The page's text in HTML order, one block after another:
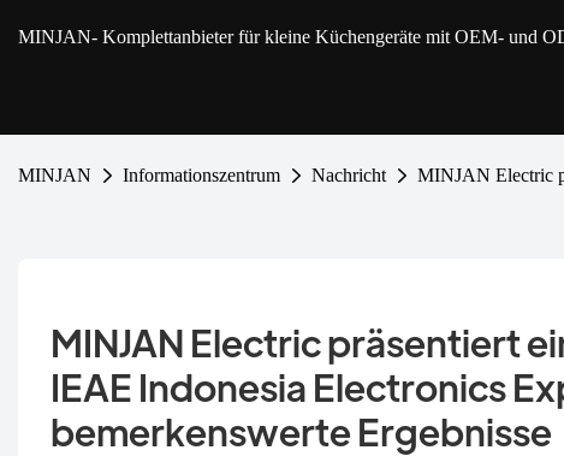
MINJAN- Komplettanbieter für kleine Küchengeräte mit OEM- und
MINJAN Informationszentrum Nachricht MINJAN Electric
MINJAN Electric präsentiert
IEAE Indonesia Electronics
bemerkenswerte Ergebnisse